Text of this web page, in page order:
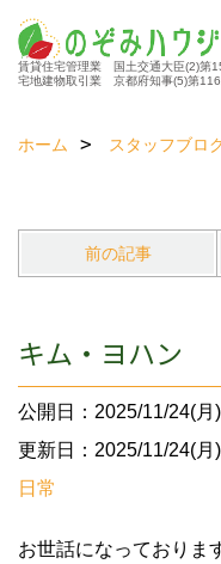
賃貸住宅管理業 国土交通大臣(2)第
宅地建物取引業 京都府知事(5)第
ホーム スタッフブロ
前の記事
キム・ヨハン
公開日：2025/11/24(月)
更新日：2025/11/24(月)
日常
お世話になっており